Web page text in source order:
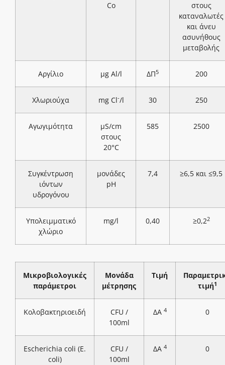
Co
στους
καταναλωτές
και άνευ
ασυνήθους
μεταβολής
Αργίλιο μg Al/l ΔΠ5 200
Χλωριούχα mg Cl-/l 30 250
Αγωγιμότητα
μS/cm
στους
20°C
585 2500
Συγκέντρωση
ιόντων
υδρογόνου
μονάδες
pH
7,4 ≥6,5 και ≤9,5
Υπολειμματικό
χλώριο
mg/l 0,40 ≥0,22
Μικροβιολογικές
παράμετροι
Μονάδα
μέτρησης
Τιμή
τιμή1
Κολοβακτηριοειδή
CFU /
100ml
ΔΑ 4 0
Escherichia coli (E.
coli)
CFU /
100ml
ΔΑ 4 0